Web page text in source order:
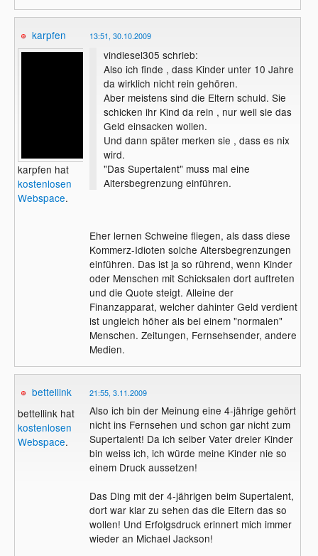
karpfen
karpfen hat
kostenlosen
Webspace.
13:51, 30.10.2009
vindiesel305 schrieb:
Also ich finde , dass Kinder unter 10 Jahre
da wirklich nicht rein gehören.
Aber meistens sind die Eltern schuld. Sie
schicken ihr Kind da rein , nur weil sie das
Geld einsacken wollen.
Und dann später merken sie , dass es nix
wird.
"Das Supertalent" muss mal eine
Altersbegrenzung einführen.
Eher lernen Schweine fliegen, als dass diese
Kommerz-Idioten solche Altersbegrenzungen
einführen. Das ist ja so rührend, wenn Kinder
oder Menschen mit Schicksalen dort auftreten
und die Quote steigt. Alleine der
Finanzapparat, welcher dahinter Geld verdient
ist ungleich höher als bei einem "normalen"
Menschen. Zeitungen, Fernsehsender, andere
Medien.
bettellink
bettellink hat
kostenlosen
Webspace.
21:55, 3.11.2009
Also ich bin der Meinung eine 4-jährige gehört
nicht ins Fernsehen und schon gar nicht zum
Supertalent! Da ich selber Vater dreier Kinder
bin weiss ich, ich würde meine Kinder nie so
einem Druck aussetzen!
Das Ding mit der 4-jährigen beim Supertalent,
dort war klar zu sehen das die Eltern das so
wollen! Und Erfolgsdruck erinnert mich immer
wieder an Michael Jackson!